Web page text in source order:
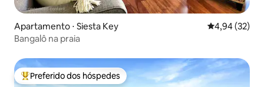
Apartamento ⋅ Siesta Key 4,94 de uma
4,94 (32)
Bangalô na praia
Entre os melhores preferidos dos hóspedes
Preferido dos hóspedes